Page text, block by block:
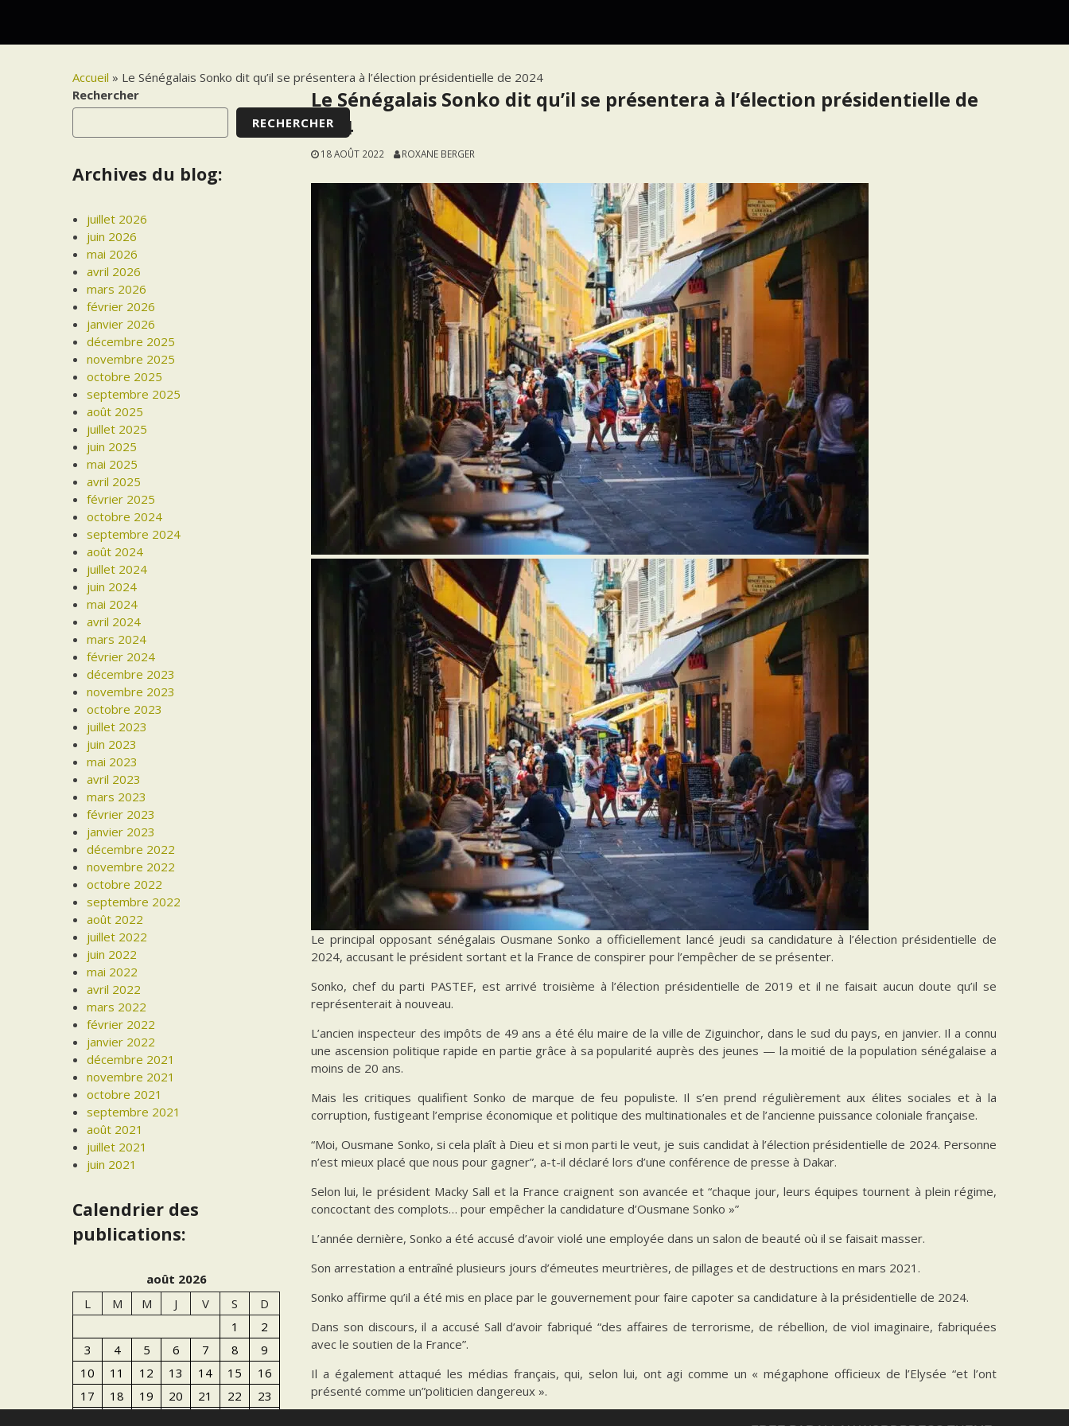
Accueil » Le Sénégalais Sonko dit qu’il se présentera à l’élection présidentielle de 2024
Le Sénégalais Sonko dit qu’il se présentera à l’élection présidentielle de
2024
18 AOÛT 2022 ROXANE BERGER
Le principal opposant sénégalais Ousmane Sonko a officiellement lancé jeudi sa candidature à l’élection présidentielle de
2024, accusant le président sortant et la France de conspirer pour l’empêcher de se présenter.
Sonko, chef du parti PASTEF, est arrivé troisième à l’élection présidentielle de 2019 et il ne faisait aucun doute qu’il se
représenterait à nouveau.
L’ancien inspecteur des impôts de 49 ans a été élu maire de la ville de Ziguinchor, dans le sud du pays, en janvier. Il a connu
une ascension politique rapide en partie grâce à sa popularité auprès des jeunes — la moitié de la population sénégalaise a
moins de 20 ans.
Mais les critiques qualifient Sonko de marque de feu populiste. Il s’en prend régulièrement aux élites sociales et à la
corruption, fustigeant l’emprise économique et politique des multinationales et de l’ancienne puissance coloniale française.
“Moi, Ousmane Sonko, si cela plaît à Dieu et si mon parti le veut, je suis candidat à l’élection présidentielle de 2024. Personne
n’est mieux placé que nous pour gagner”, a-t-il déclaré lors d’une conférence de presse à Dakar.
Selon lui, le président Macky Sall et la France craignent son avancée et “chaque jour, leurs équipes tournent à plein régime,
concoctant des complots… pour empêcher la candidature d’Ousmane Sonko »”
L’année dernière, Sonko a été accusé d’avoir violé une employée dans un salon de beauté où il se faisait masser.
Son arrestation a entraîné plusieurs jours d’émeutes meurtrières, de pillages et de destructions en mars 2021.
Sonko affirme qu’il a été mis en place par le gouvernement pour faire capoter sa candidature à la présidentielle de 2024.
Dans son discours, il a accusé Sall d’avoir fabriqué “des affaires de terrorisme, de rébellion, de viol imaginaire, fabriquées
avec le soutien de la France”.
Il a également attaqué les médias français, qui, selon lui, ont agi comme un « mégaphone officieux de l’Elysée “et l’ont
présenté comme un”politicien dangereux ».
Rechercher
RECHERCHER
Archives du blog:
juillet 2026
juin 2026
mai 2026
avril 2026
mars 2026
février 2026
janvier 2026
décembre 2025
novembre 2025
octobre 2025
septembre 2025
août 2025
juillet 2025
juin 2025
mai 2025
avril 2025
février 2025
octobre 2024
septembre 2024
août 2024
juillet 2024
juin 2024
mai 2024
avril 2024
mars 2024
février 2024
décembre 2023
novembre 2023
octobre 2023
juillet 2023
juin 2023
mai 2023
avril 2023
mars 2023
février 2023
janvier 2023
décembre 2022
novembre 2022
octobre 2022
septembre 2022
août 2022
juillet 2022
juin 2022
mai 2022
avril 2022
mars 2022
février 2022
janvier 2022
décembre 2021
novembre 2021
octobre 2021
septembre 2021
août 2021
juillet 2021
juin 2021
Calendrier des
publications:
août 2026
L
M M J V S
D
1
2
3
4 5 6 7 8
9
10
11 12 13 14 15
16
17
18 19 20 21 22
23